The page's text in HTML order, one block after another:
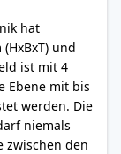
hat
und
ist mit 4
Ebene mit bis
werden. Die
niemals
zwischen den